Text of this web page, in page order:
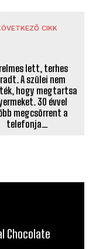
CIKK
lett, terhes